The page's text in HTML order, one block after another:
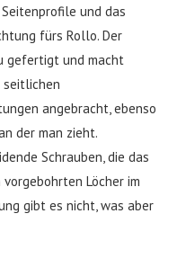
und das
fürs Rollo. Der
gefertigt und macht
seitlichen
angebracht, ebenso
der man zieht.
Schrauben, die das
Löcher im
gibt es nicht, was aber